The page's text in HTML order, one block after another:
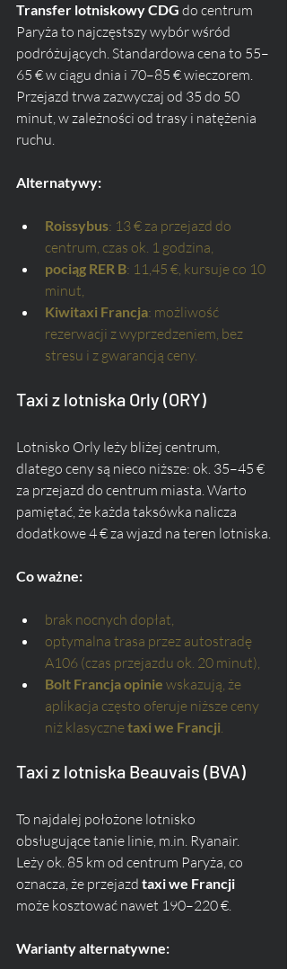
Transfer lotniskowy CDG do centrum
Paryża to najczęstszy wybór wśród
podróżujących. Standardowa cena to 55–
65 € w ciągu dnia i 70–85 € wieczorem.
Przejazd trwa zazwyczaj od 35 do 50
minut, w zależności od trasy i natężenia
ruchu.
Alternatywy:
Roissybus: 13 € za przejazd do
centrum, czas ok. 1 godzina,
pociąg RER B: 11,45 €, kursuje co 10
minut,
Kiwitaxi Francja: możliwość
rezerwacji z wyprzedzeniem, bez
stresu i z gwarancją ceny.
Taxi z lotniska Orly (ORY)
Lotnisko Orly leży bliżej centrum,
dlatego ceny są nieco niższe: ok. 35–45 €
za przejazd do centrum miasta. Warto
pamiętać, że każda taksówka nalicza
dodatkowe 4 € za wjazd na teren lotniska.
Co ważne:
brak nocnych dopłat,
optymalna trasa przez autostradę
A106 (czas przejazdu ok. 20 minut),
Bolt Francja opinie wskazują, że
aplikacja często oferuje niższe ceny
niż klasyczne taxi we Francji.
Taxi z lotniska Beauvais (BVA)
To najdalej położone lotnisko
obsługujące tanie linie, m.in. Ryanair.
Leży ok. 85 km od centrum Paryża, co
oznacza, że przejazd taxi we Francji
może kosztować nawet 190–220 €.
Warianty alternatywne: